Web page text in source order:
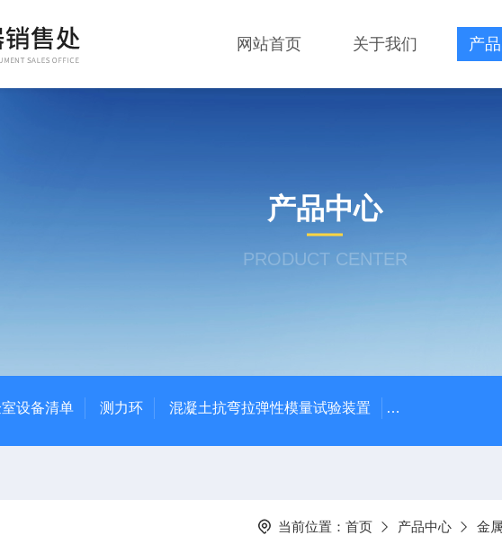
网站首页 关于我们 产
产品中心
PRODUCT CENTER
设备清单 测力环 混凝土抗弯拉弹性模量试验装置 混凝土塌落度试
当前位置： 首页 产品中心 金